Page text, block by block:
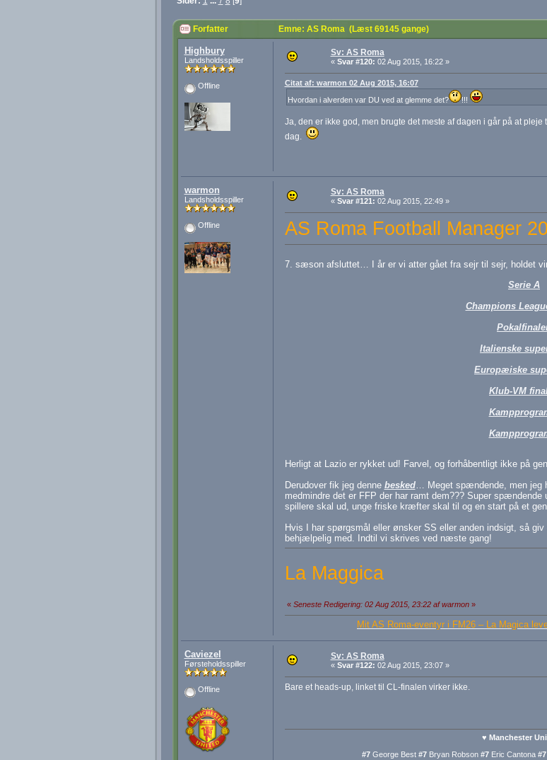
Forfatter Emne: AS Roma (Læst 69145 gange)
Highbury
Landsholdsspiller
Offline
Sv: AS Roma
« Svar #120: 02 Aug 2015, 16:22 »
Citat af: warmon 02 Aug 2015, 16:07
Hvordan i alverden var DU ved at glemme det?
!!!
Ja, den er ikke god, men brugte det meste af dagen i går på at
dag.
warmon
Landsholdsspiller
Offline
Sv: AS Roma
« Svar #121: 02 Aug 2015, 22:49 »
AS Roma Football Manager
7. sæson afsluttet… I år er vi atter gået fra sejr til sejr, holdet
Serie A
Champions
Italienske
Europæiske
Klub-VM
Herligt at Lazio er rykket ud! Farvel, og forhåbentligt ikke på
Derudover fik jeg denne besked… Meget spændende, men jeg
medmindre det er FFP der har ramt dem??? Super
spillere skal ud, unge friske kræfter skal til og en start på et
Hvis I har spørgsmål eller ønsker SS eller anden indsigt, så
behjælpelig med. Indtil vi skrives ved næste gang!
La Maggica
« Seneste Redigering: 02 Aug 2015, 23:22 af warmon»
Mit AS Roma-eventyr i FM26 – La Magica
Caviezel
Førsteholdsspiller
Offline
Sv: AS Roma
« Svar #122: 02 Aug 2015, 23:07 »
Bare et heads-up, linket til CL-finalen virker ikke.
♥ Manchester
#7George Best #7Bryan Robson #7Eric Cantona #7